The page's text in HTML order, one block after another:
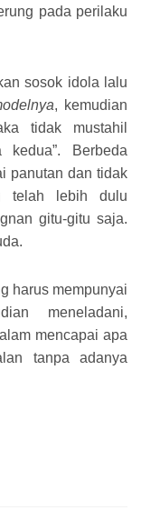
pada perilaku
sosok idola lalu
, kemudian
tidak mustahil
Berbeda
panutan dan tidak
telah lebih dulu
gitu-gitu saja.
harus mempunyai
meneladani,
mencapai apa
tanpa adanya